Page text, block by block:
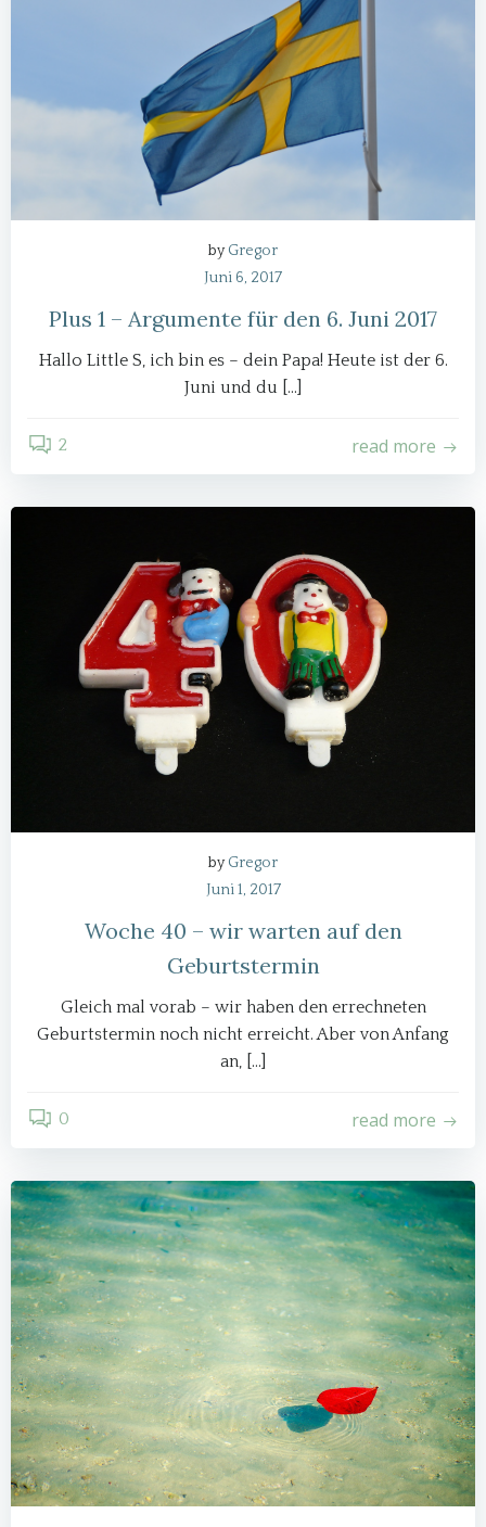
byGregor
Juni 6, 2017
Plus 1 – Argumente für den 6. Juni 2017
Hallo Little S, ich bin es – dein Papa! Heute ist der 6.
Juni und du […]
2 read more
byGregor
Juni 1, 2017
Woche 40 – wir warten auf den
Geburtstermin
Gleich mal vorab – wir haben den errechneten
Geburtstermin noch nicht erreicht. Aber von Anfang
an, […]
0 read more